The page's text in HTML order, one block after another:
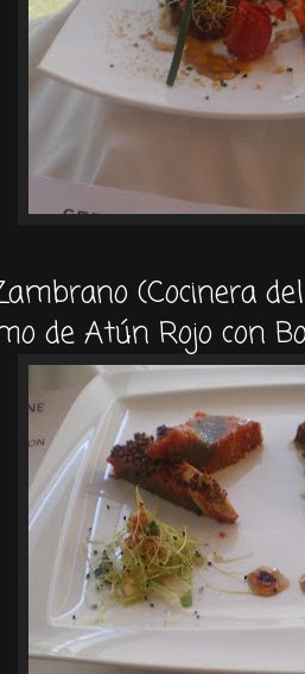
(Cocinera
de Atún Rojo con